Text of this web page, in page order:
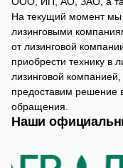
На текущий момент мы
лизинговыми
от лизинговой
приобрести технику в
лизинговой
предоставим решение
обращения.
Наши